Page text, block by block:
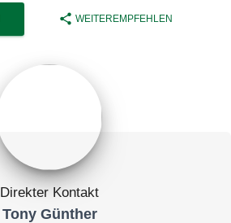
share WEITEREMPFEHLEN
Direkter Kontakt
Tony Günther